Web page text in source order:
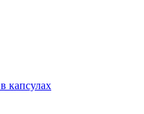
капсулах